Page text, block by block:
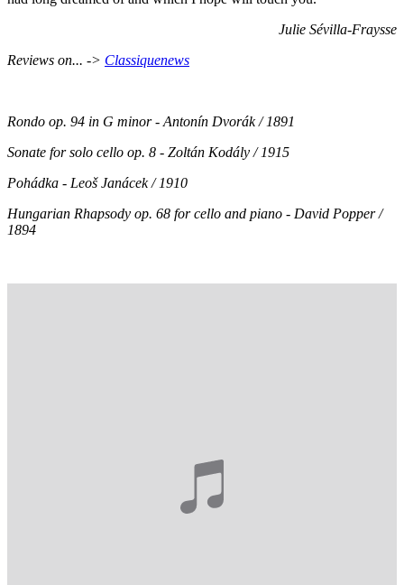
Julie Sévilla-Fraysse
Reviews on... -> Classiquenews
Rondo op. 94 in G minor - Antonín Dvorák / 1891
Sonate for solo cello op. 8 - Zoltán Kodály / 1915
Pohádka - Leoš Janácek / 1910
Hungarian Rhapsody op. 68 for cello and piano - David Popper /
1894